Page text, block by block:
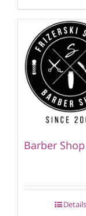
Barber Shop
Details